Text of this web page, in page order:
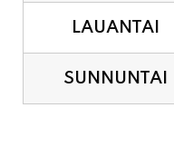
LAUANTAI
SUNNUNTAI